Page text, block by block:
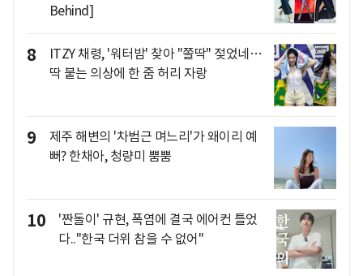
Behind]
8
ITZY 채령, '워터밤' 찾아 "쫄딱" 젖었네…
딱 붙는 의상에 한 줌 허리 자랑
9
제주 해변의 '차범근 며느리'가 왜이리 예
뻐? 한채아, 청량미 뿜뿜
10
'짠돌이' 규현, 폭염에 결국 에어컨 틀었
다.."한국 더위 참을 수 없어"